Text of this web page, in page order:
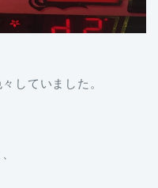
していました。